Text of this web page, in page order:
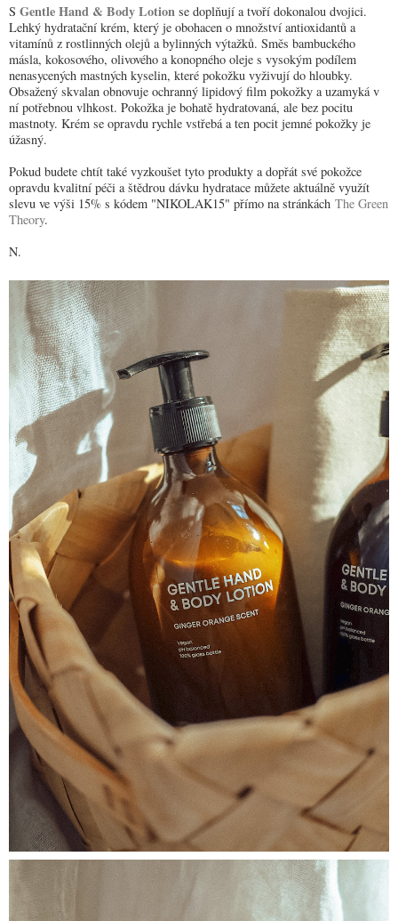
S Gentle Hand & Body Lotion se doplňují a tvoří dokonalou dvojici.
Lehký hydratační krém, který je obohacen o množství antioxidantů a
vitamínů z rostlinných olejů a bylinných výtažků. Směs bambuckého
másla, kokosového, olivového a konopného oleje s vysokým podílem
nenasycených mastných kyselin, které pokožku vyživují do hloubky.
Obsažený skvalan obnovuje ochranný lipidový film pokožky a uzamyká v
ní potřebnou vlhkost. Pokožka je bohatě hydratovaná, ale bez pocitu
mastnoty. Krém se opravdu rychle vstřebá a ten pocit jemné pokožky je
úžasný.
Pokud budete chtít také vyzkoušet tyto produkty a dopřát své pokožce
opravdu kvalitní péči a štědrou dávku hydratace můžete aktuálně využít
slevu ve výši 15% s kódem "NIKOLAK15" přímo na stránkách The Green
Theory.
N.